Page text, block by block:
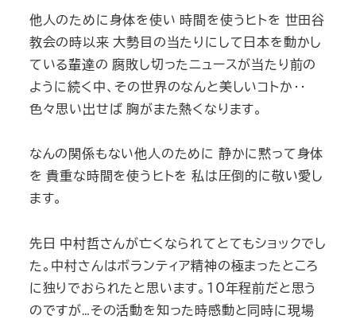
他人のために身体を使い 時間を使うヒトを 世田谷
教会の時以来 大勢目の当たりにして日本を動かし
ている輩達の 腐敗し切ったニュースが当たり前の
ように続く中、その世界のなんと美しいコトか‥
色々思い出せば 胸がまた熱くなります。
なんの関係もない他人のために 静かに黙って身体
を 貴重な時間を使うヒトを 私は圧倒的に敬い愛し
ます。
先日 中村哲さんが亡くなられてとてもショックでし
た。中村さんはボランティア精神の極まったところ
に独りでおられたと思います。 10年程前だと思う
のですが…その活動を知った時感動と同時に現場